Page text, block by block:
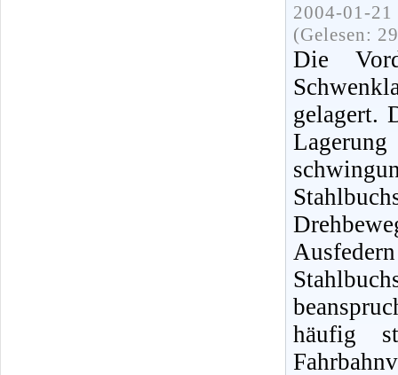
2004-01-
(Gelesen:
Die
gelagert.
häufig